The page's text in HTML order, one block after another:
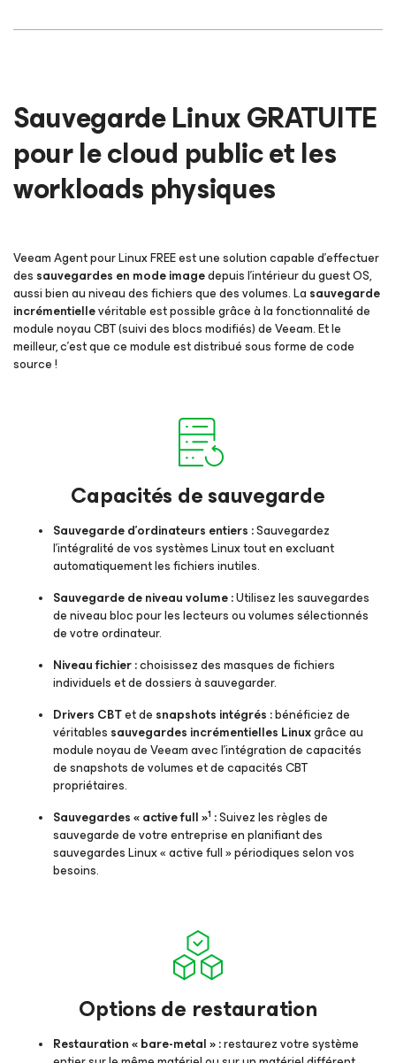
Sauvegarde Linux GRATUITE
pour le cloud public et les
workloads physiques
Veeam Agentpour LinuxFREE est une solution capable d’effectuer
des sauvegardes en mode imagedepuis l’intérieur du guest OS,
aussi bien au niveau des fichiers que des volumes. La sauvegarde
incrémentiellevéritable est possible grâce à la fonctionnalité de
module noyau CBT (suivi des blocs modifiés) de Veeam. Et le
meilleur, c’est que ce module est distribué sous forme de code
source !
Capacités de sauvegarde
Sauvegarde d’ordinateurs entiers :Sauvegardez
l’intégralité de vos systèmes Linux tout en excluant
automatiquement les fichiers inutiles.
Sauvegarde de niveau volume :Utilisez les sauvegardes
de niveau bloc pour les lecteurs ou volumes sélectionnés
de votre ordinateur.
Niveau fichier :choisissez des masques de fichiers
individuels et de dossiers à sauvegarder.
Drivers CBTet de snapshots intégrés :bénéficiez de
véritables sauvegardes incrémentielles Linuxgrâce au
module noyau de Veeam avec l'intégration de capacités
de snapshots de volumes et de capacités CBT
propriétaires.
Sauvegardes « active full »1 :Suivez les règles de
sauvegarde de votre entreprise en planifiant des
sauvegardes Linux « active full » périodiques selon vos
besoins.
Options de restauration
Restauration « bare-metal » :restaurez votre système